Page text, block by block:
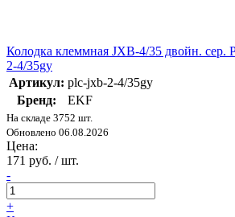
Колодка клеммная JXB-4/35 двойн. сер.
2-4/35gy
Артикул: plc-jxb-2-4/35gy
Бренд:
EKF
На складе 3752 шт.
Обновлено 06.08.2026
Цена:
171 руб. / шт.
-
+